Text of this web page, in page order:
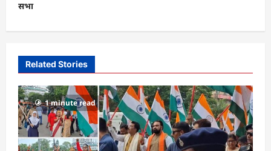
n
a
g
a
t
i
सभा
Related Stories
1 minute read